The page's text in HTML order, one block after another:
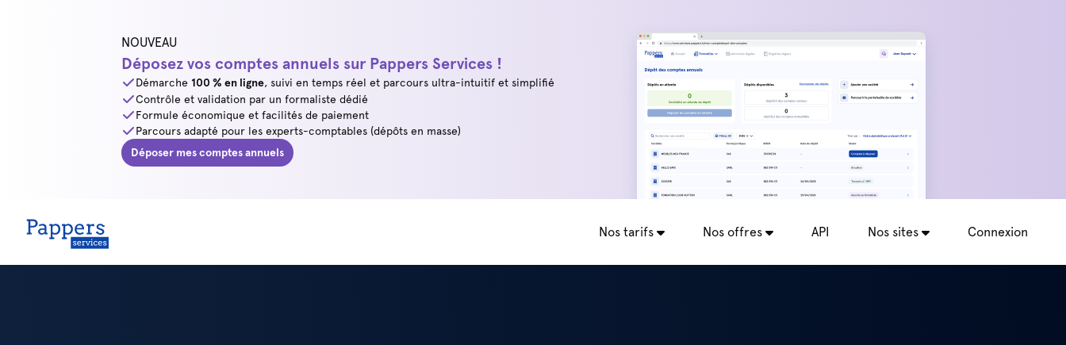
NOUVEAU
Déposez vos comptes annuels sur Pappers Services !
Démarche 100 % en ligne, suivi en temps réel et parcours ultra-intuitif et simplifié
Contrôle et validation par un formaliste dédié
Formule économique et facilités de paiement
Parcours adapté pour les experts-comptables (dépôts en masse)
Déposer mes comptes annuels
Nos tarifs Nos offres API Nos sites Connexion